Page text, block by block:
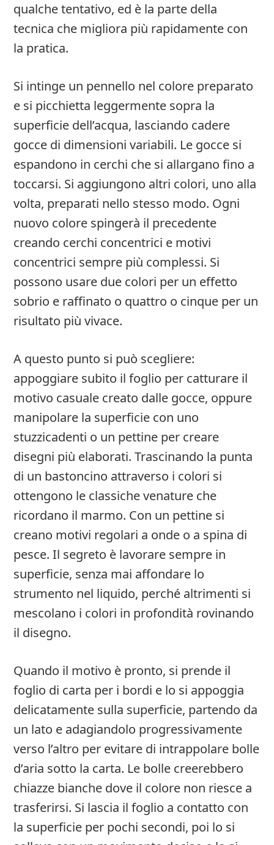
qualche tentativo, ed è la parte della
tecnica che migliora più rapidamente con
la pratica.
Si intinge un pennello nel colore preparato
e si picchietta leggermente sopra la
superficie dell’acqua, lasciando cadere
gocce di dimensioni variabili. Le gocce si
espandono in cerchi che si allargano fino a
toccarsi. Si aggiungono altri colori, uno alla
volta, preparati nello stesso modo. Ogni
nuovo colore spingerà il precedente
creando cerchi concentrici e motivi
concentrici sempre più complessi. Si
possono usare due colori per un effetto
sobrio e raffinato o quattro o cinque per un
risultato più vivace.
A questo punto si può scegliere:
appoggiare subito il foglio per catturare il
motivo casuale creato dalle gocce, oppure
manipolare la superficie con uno
stuzzicadenti o un pettine per creare
disegni più elaborati. Trascinando la punta
di un bastoncino attraverso i colori si
ottengono le classiche venature che
ricordano il marmo. Con un pettine si
creano motivi regolari a onde o a spina di
pesce. Il segreto è lavorare sempre in
superficie, senza mai affondare lo
strumento nel liquido, perché altrimenti si
mescolano i colori in profondità rovinando
il disegno.
Quando il motivo è pronto, si prende il
foglio di carta per i bordi e lo si appoggia
delicatamente sulla superficie, partendo da
un lato e adagiandolo progressivamente
verso l’altro per evitare di intrappolare bolle
d’aria sotto la carta. Le bolle creerebbero
chiazze bianche dove il colore non riesce a
trasferirsi. Si lascia il foglio a contatto con
la superficie per pochi secondi, poi lo si